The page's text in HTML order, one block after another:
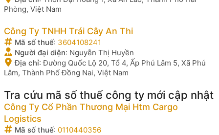
Phòng, Việt Nam
Công Ty TNHH Trái Cây An Thi
Mã số thuế: 3604108241
Người đại diện: Nguyễn Thị Huyền
Địa chỉ:Đường Quốc Lộ 20, Tổ 4, Ấp Phú Lâm 5, Xã Phú
Lâm, Thành Phố Đồng Nai, Việt Nam
Tra cứu mã số thuế công ty mới cập nhật
Công Ty Cổ Phần Thương Mại Htm Cargo
Logistics
Mã số thuế: 0110440356